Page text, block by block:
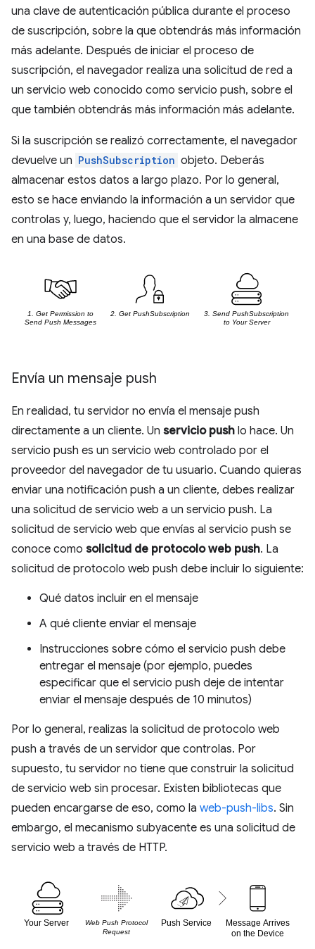
una clave de autenticación pública durante el proceso
de suscripción, sobre la que obtendrás más información
más adelante. Después de iniciar el proceso de
suscripción, el navegador realiza una solicitud de red a
un servicio web conocido como servicio push, sobre el
que también obtendrás más información más adelante.
Si la suscripción se realizó correctamente, el navegador
devuelve un PushSubscription objeto. Deberás
almacenar estos datos a largo plazo. Por lo general,
esto se hace enviando la información a un servidor que
controlas y, luego, haciendo que el servidor la almacene
en una base de datos.
Envía un mensaje push
En realidad, tu servidor no envía el mensaje push
directamente a un cliente. Un servicio push lo hace. Un
servicio push es un servicio web controlado por el
proveedor del navegador de tu usuario. Cuando quieras
enviar una notificación push a un cliente, debes realizar
una solicitud de servicio web a un servicio push. La
solicitud de servicio web que envías al servicio push se
conoce como solicitud de protocolo web push. La
solicitud de protocolo web push debe incluir lo siguiente:
Qué datos incluir en el mensaje
A qué cliente enviar el mensaje
Instrucciones sobre cómo el servicio push debe
entregar el mensaje (por ejemplo, puedes
especificar que el servicio push deje de intentar
enviar el mensaje después de 10 minutos)
Por lo general, realizas la solicitud de protocolo web
push a través de un servidor que controlas. Por
supuesto, tu servidor no tiene que construir la solicitud
de servicio web sin procesar. Existen bibliotecas que
pueden encargarse de eso, como la web-push-libs. Sin
embargo, el mecanismo subyacente es una solicitud de
servicio web a través de HTTP.